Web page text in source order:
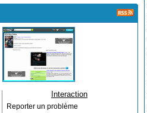
Interaction
Reporter un problème